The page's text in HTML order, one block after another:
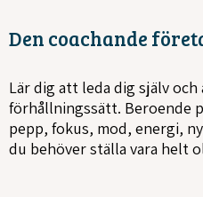
Den coachande
Lär dig att leda dig själv
förhållningssätt. Beroende
pepp, fokus, mod, energi,
du behöver ställa vara helt